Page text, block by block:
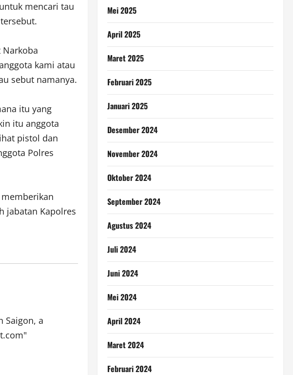
mencari tau
Narkoba
kami atau
sebut namanya.
itu yang
itu anggota
pistol dan
Polres
jabatan Kapolres
Saigon, a
Mei 2025
April 2025
Maret 2025
Februari 2025
Januari 2025
Desember 2024
November 2024
Oktober 2024
September 2024
Agustus 2024
Juli 2024
Juni 2024
Mei 2024
April 2024
Maret 2024
Februari 2024